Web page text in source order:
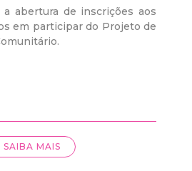
a abertura de inscrições aos
em participar do Projeto de
SAIBA MAIS